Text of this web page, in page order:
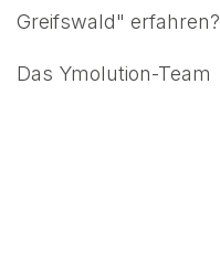
Greifswald" erfahren?
Das Ymolution-Team